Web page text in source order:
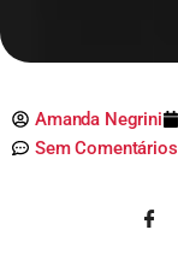
Amanda Negrini
Sem Comentários